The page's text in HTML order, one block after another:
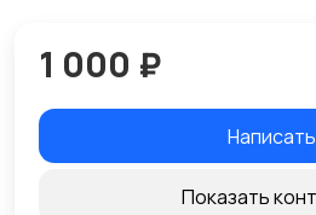
1 000 ₽
Написать
Показать